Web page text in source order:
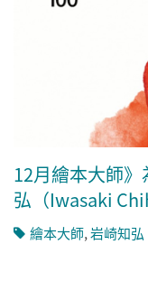
12月繪本大師
弘（Iwasaki
繪本大師,岩崎知弘